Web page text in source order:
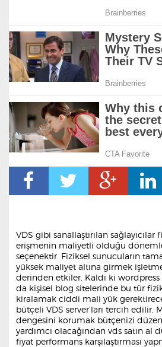
VDS gibi sanallaştırılan
erişmenin maliyetli olduğu
seçenektir. Fiziksel sunucuların
yüksek maliyet altına girmek
derinden etkiler. Kaldı ki wordpress
da kişisel blog sitelerinde bu tür
kiralamak ciddi mali yük
bütçeli VDS server’ları tercih edilir.
dengesini korumak bütçenizi
yardımcı olacağından vds satın al
fiyat performans karşılaştırması